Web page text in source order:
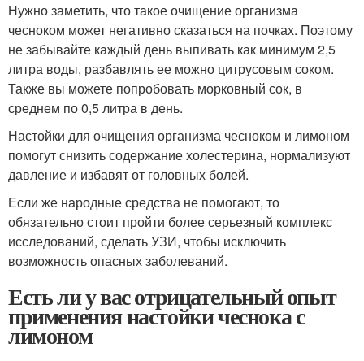
Нужно заметить, что такое очищение организма
чесноком может негативно сказаться на почках. Поэтому
не забывайте каждый день выпивать как минимум 2,5
литра воды, разбавлять ее можно цитрусовым соком.
Также вы можете попробовать морковный сок, в
среднем по 0,5 литра в день.
Настойки для очищения организма чесноком и лимоном
помогут снизить содержание холестерина, нормализуют
давление и избавят от головных болей.
Если же народные средства не помогают, то
обязательно стоит пройти более серьезный комплекс
исследований, сделать УЗИ, чтобы исключить
возможность опасных заболеваний.
Есть ли у вас отрицательный опыт
применения настойки чеснока с
лимоном